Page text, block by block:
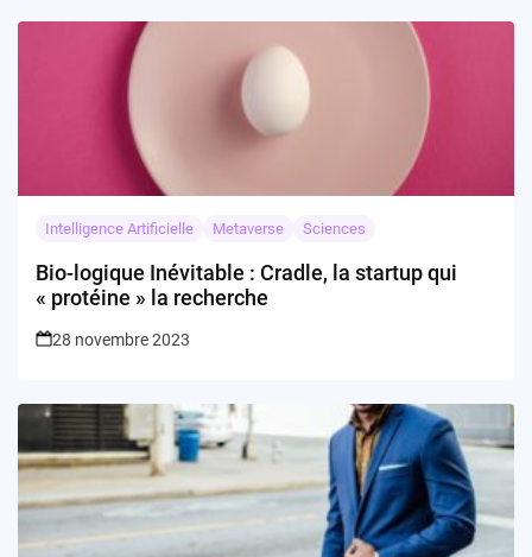
Intelligence Artificielle Metaverse Sciences
Bio-logique Inévitable : Cradle, la startup qui
« protéine » la recherche
28 novembre 2023